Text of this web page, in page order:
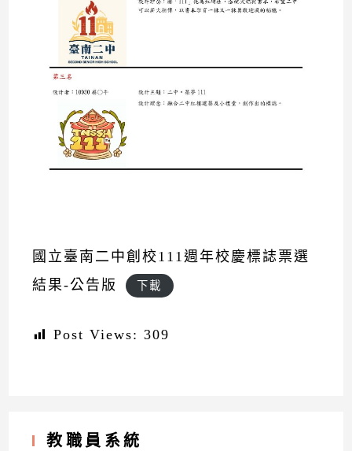
國立臺南二中創校111週年校慶標誌票選
結果-公告版
下載
Post Views: 309
教職員系統